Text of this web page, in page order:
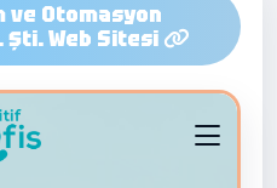
ve Otomasyon
Web Sitesi